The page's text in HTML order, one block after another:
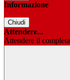
Informazione
Chiudi
Attendere...
Attendere il